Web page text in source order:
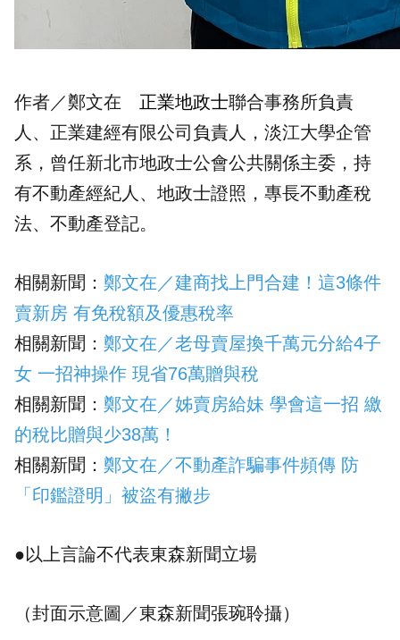
作者／鄭文在 正業地政士聯合事務所負責
人、正業建經有限公司負責人，淡江大學企管
系，曾任新北市地政士公會公共關係主委，持
有不動產經紀人、地政士證照，專長不動產稅
法、不動產登記。
相關新聞： 鄭文在／建商找上門合建！這3條件
賣新房 有免稅額及優惠稅率
相關新聞： 鄭文在／老母賣屋換千萬元分給4子
女 一招神操作 現省76萬贈與稅
相關新聞： 鄭文在／姊賣房給妹 學會這一招 繳
的稅比贈與少38萬！
相關新聞： 鄭文在／不動產詐騙事件頻傳 防
「印鑑證明」被盜有撇步
●以上言論不代表東森新聞立場
（封面示意圖／東森新聞張琬聆攝）